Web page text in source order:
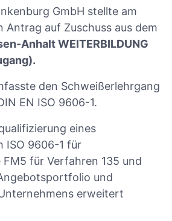
GmbH stellte am
Antrag auf Zuschuss aus dem
Anhalt WEITERBILDUNG
.
den Schweißerlehrgang
EN ISO 9606-1.
eines
ISO 9606-1 für
für Verfahren 135 und
und
erweitert